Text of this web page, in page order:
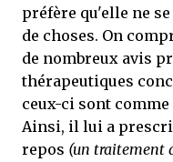
préfère qu'elle ne
de choses. On
de nombreux avis
thérapeutiques
ceux-ci sont
Ainsi, il lui a
repos (un traitement